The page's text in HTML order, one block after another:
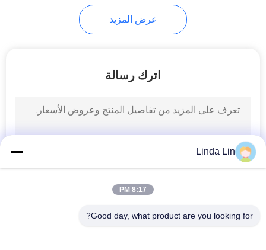
عرض المزيد
اترك رسالة
Linda Lin
8:17 PM
Good day, what product are you looking for?